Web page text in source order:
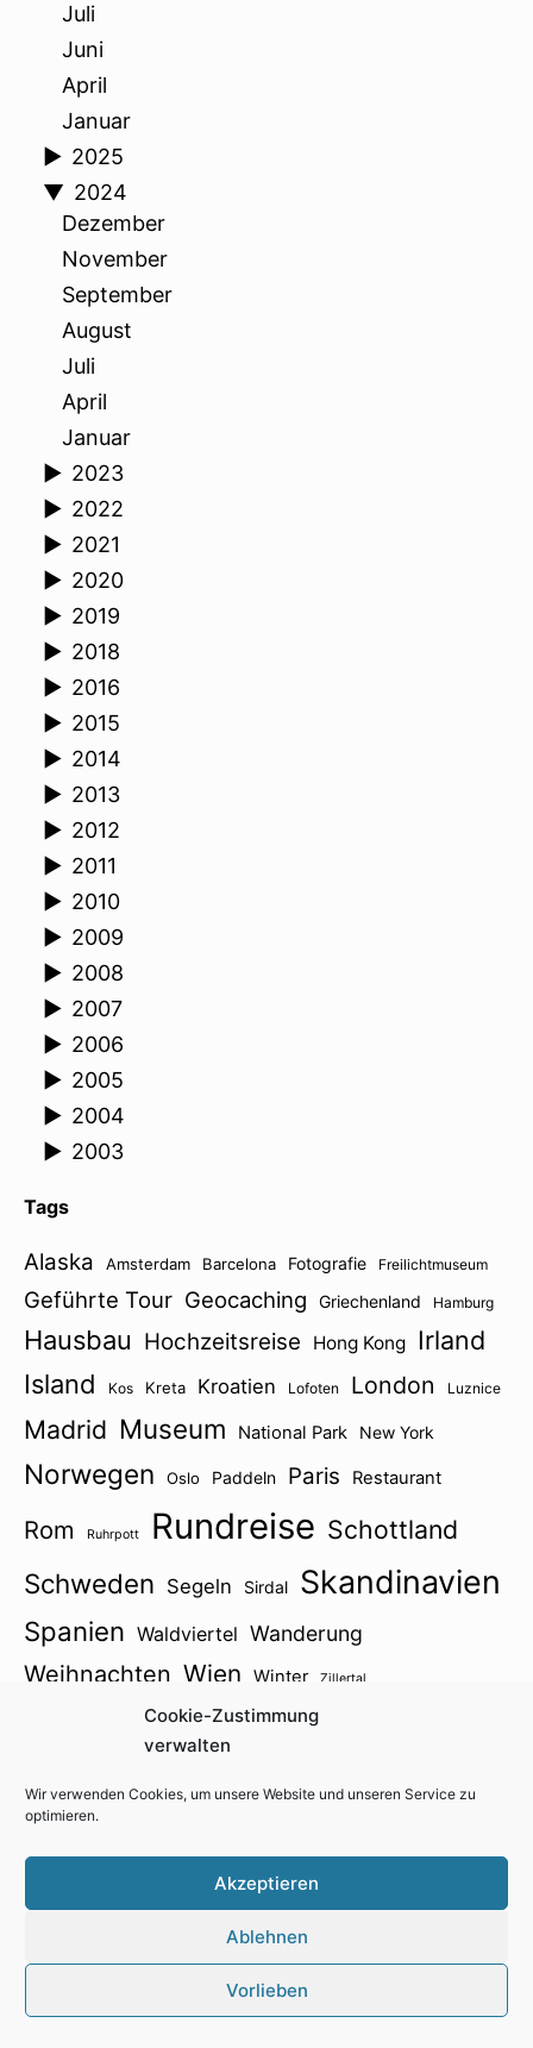
Cookie-Zustimmung
verwalten
Wir verwenden Cookies, um unsere Website und unseren Service zu
optimieren.
Akzeptieren
Ablehnen
Vorlieben
Juli
Juni
April
Januar
► 2025
▼ 2024
Dezember
November
September
August
Juli
April
Januar
► 2023
► 2022
► 2021
► 2020
► 2019
► 2018
► 2016
► 2015
► 2014
► 2013
► 2012
► 2011
► 2010
► 2009
► 2008
► 2007
► 2006
► 2005
► 2004
► 2003
Tags
Alaska Amsterdam Barcelona Fotografie Freilichtmuseum
Geführte Tour Geocaching Griechenland Hamburg
Hausbau Hochzeitsreise Hong Kong Irland
Island
Kos Kreta Kroatien Lofoten London Luznice
Madrid Museum National Park New York
Norwegen Oslo Paddeln Paris Restaurant
Rom Ruhrpott Rundreise Schottland
Schweden Segeln Sirdal Skandinavien
Spanien Waldviertel Wanderung
Weihnachten Wien Winter Zillertal
Österreich2021
Wiener Altstadtwinkel um St. Stephan und das
Universitätsviertel, Albertina
Wien – mumok (Museum moderner Kunst
Wien – Naturhistorisches Museum (Arktis:
Polare Welt im Wandel)